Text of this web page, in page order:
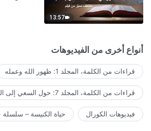
13:57
أنواع أخرى من الفيديوهات
قراءات من الكلمة، المجلد 1: ظهور الله وعمله
قراءات من الكلمة، المجلد 7: حول السعي إلى الحق
فيديوهات الكورال حياة الكنيسة –